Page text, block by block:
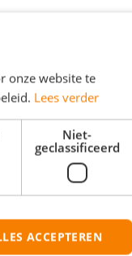
onze website te
Lees verder
Niet-
geclassificeerd
ACCEPTEREN